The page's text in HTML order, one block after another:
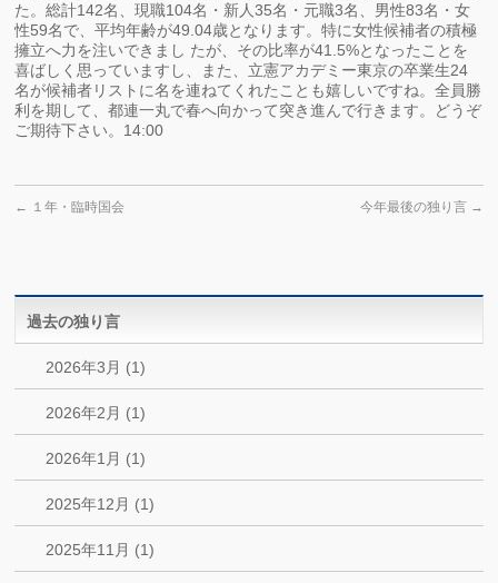
た。総計142名、現職104名・新人35名・元職3名、男性83名・女
性59名で、平均年齢が49.04歳となります。特に女性候補者の積極
擁立へ力を注いできまし たが、その比率が41.5%となったことを
喜ばしく思っていますし、また、立憲アカデミー東京の卒業生24
名が候補者リストに名を連ねてくれたことも嬉しいですね。全員勝
利を期して、都連一丸で春へ向かって突き進んで行きます。どうぞ
ご期待下さい。14:00
← １年・臨時国会 今年最後の独り言 →
過去の独り言
2026年3月 (1)
2026年2月 (1)
2026年1月 (1)
2025年12月 (1)
2025年11月 (1)